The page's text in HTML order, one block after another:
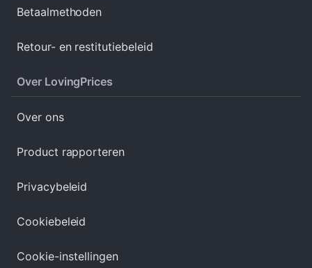
Betaalmethoden
Retour- en restitutiebeleid
Over LovingPrices
Over ons
Product rapporteren
Privacybeleid
Cookiebeleid
Cookie-instellingen